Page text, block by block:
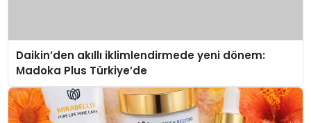
Daikin’den akıllı iklimlendirmede yeni dönem:
Madoka Plus Türkiye’de